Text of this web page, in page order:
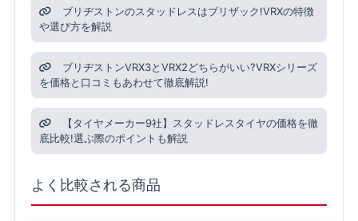
ブリヂストンのスタッドレスはブリザック!VRXの特徴
や選び方を解説
ブリヂストンVRX3とVRX2どちらがいい?VRXシリーズ
を価格と口コミもあわせて徹底解説!
【タイヤメーカー9社】スタッドレスタイヤの価格を徹
底比較!選ぶ際のポイントも解説
よく比較される商品